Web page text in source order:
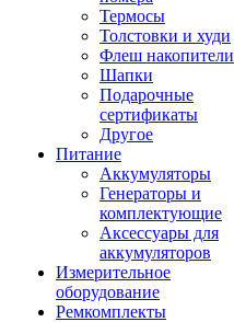
Термосы
Толстовки и худи
Флеш накопители
Шапки
Подарочные
сертификаты
Другое
Питание
Аккумуляторы
Генераторы и
комплектующие
Аксессуары для
аккумуляторов
Измерительное
оборудование
Ремкомплекты